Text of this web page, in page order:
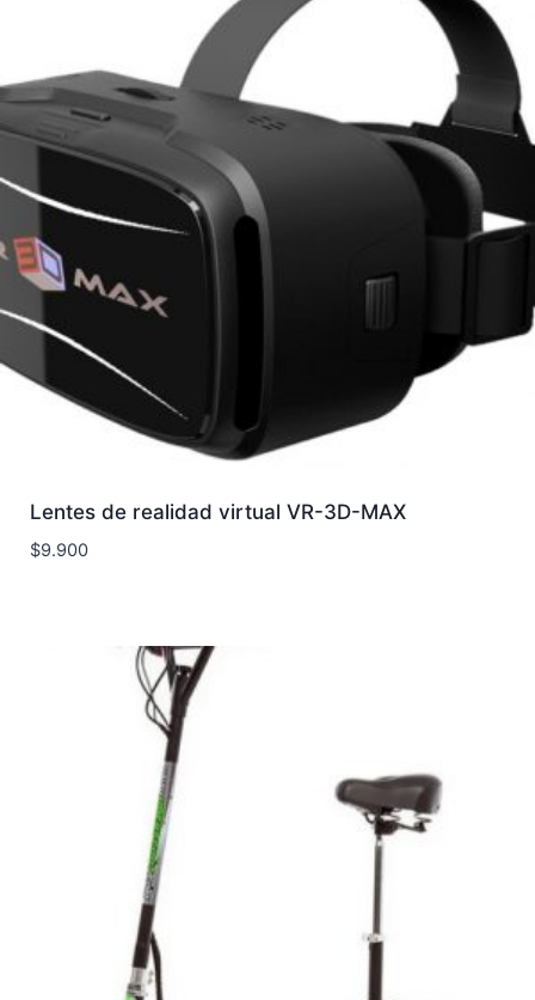
Lentes de realidad virtual VR-3D-MAX
$9.900